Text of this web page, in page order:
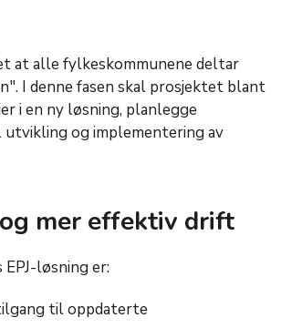
at alle fylkeskommunene deltar
I denne fasen skal prosjektet blant
i en ny løsning, planlegge
og implementering av
mer effektiv drift
løsning er:
til oppdaterte